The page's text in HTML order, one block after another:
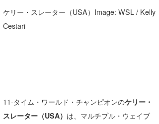
ケリー・スレーター（USA）Image: WSL / Kelly
Cestari
11-タイム・ワールド・チャンピオンのケリー・
スレーター（USA） は、マルチプル・ウェイブ